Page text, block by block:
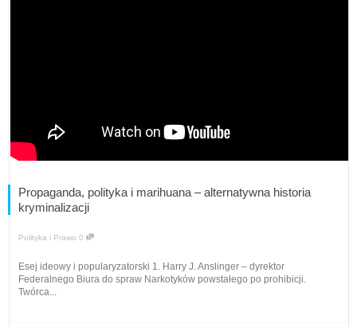
Propaganda, polityka i marihuana – alternatywna historia
kryminalizacji
Polityka i Prawo 0
Esej ideowy i popularyzatorski 1. Harry J. Anslinger – dyrektor
Federalnego Biura do spraw Narkotyków powstałego po prohibicji.
Twórca...